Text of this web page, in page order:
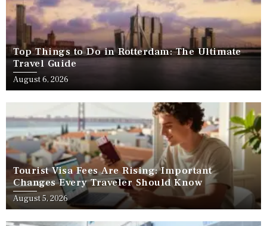
Top Things to Do in Rotterdam: The Ultimate
Travel Guide
August 6, 2026
Tourist Visa Fees Are Rising: Important
Changes Every Traveler Should Know
August 5, 2026